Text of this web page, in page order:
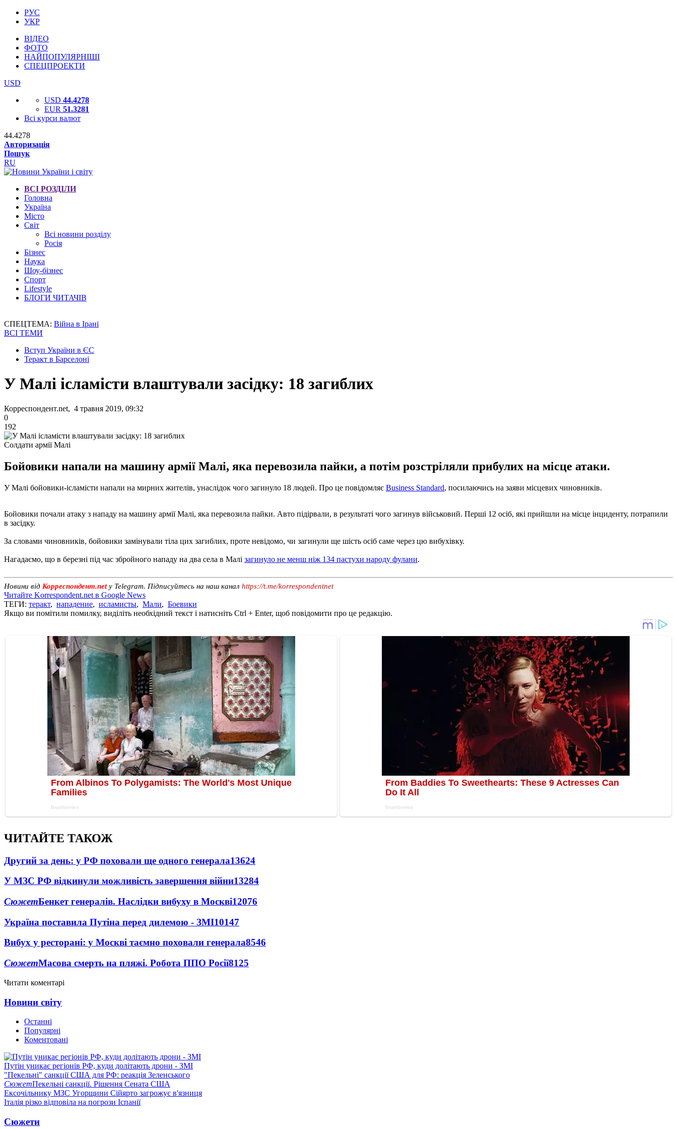
РУС
УКР
ВІДЕО
ФОТО
НАЙПОПУЛЯРНІШІ
СПЕЦПРОЕКТИ
USD
USD 44.4278
EUR 51.3281
Всі курси валют
44.4278
Авторизація
Пошук
RU
ВСІ РОЗДІЛИ
Головна
Україна
Місто
Світ
Всі новини розділу
Росія
Бізнес
Наука
Шоу-бізнес
Спорт
Lifestyle
БЛОГИ ЧИТАЧІВ
СПЕЦТЕМА: Війна в Ірані
ВСІ ТЕМИ
Вступ України в ЄС
Теракт в Барселоні
У Малі ісламісти влаштували засідку: 18 загиблих
Корреспондент.net, 4 травня 2019, 09:32
0
192
Солдати армії Малі
Бойовики напали на машину армії Малі, яка перевозила пайки, а потім розстріляли прибулих на місце атаки.
У Малі бойовики-ісламісти напали на мирних жителів, унаслідок чого загинуло 18 людей. Про це повідомляє Business Standard, посилаючись на заяви місцевих чиновників.
Бойовики почали атаку з нападу на машину армії Малі, яка перевозила пайки. Авто підірвали, в результаті чого загинув військовий. Перші 12 осіб, які прийшли на місце інциденту, потрапили
в засідку.
За словами чиновників, бойовики замінували тіла цих загиблих, проте невідомо, чи загинули ще шість осіб саме через цю вибухівку.
Нагадаємо, що в березні під час збройного нападу на два села в Малі загинуло не менш ніж 134 пастухи народу фулани.
Новини від Корреспондент.netу Telegram. Підписуйтесь на наш канал https://t.me/korrespondentnet
Читайте Korrespondent.net в Google News
ТЕГИ: теракт, нападение, исламисты, Мали, Боевики
Якщо ви помітили помилку, виділіть необхідний текст і натисніть Ctrl + Enter, щоб повідомити про це редакцію.
ЧИТАЙТЕ ТАКОЖ
Другий за день: у РФ поховали ще одного генерала13624
У МЗС РФ відкинули можливість завершення війни13284
СюжетБенкет генералів. Наслідки вибуху в Москві12076
Україна поставила Путіна перед дилемою - ЗМІ10147
Вибух у ресторані: у Москві таємно поховали генерала8546
СюжетМасова смерть на пляжі. Робота ППО Росії8125
Читати коментарі
Новини світу
Останні
Популярні
Коментовані
Путін уникає регіонів РФ, куди долітають дрони - ЗМІ
"Пекельні" санкції США для РФ: реакція Зеленського
СюжетПекельні санкції. Рішення Сената США
Ексочільнику МЗС Угорщини Сійярто загрожує в'язниця
Італія різко відповіла на погрози Іспанії
Сюжети